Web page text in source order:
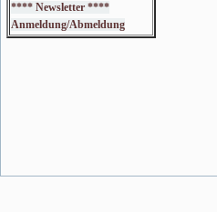
**** Newsletter ****
Anmeldung/Abmeldung